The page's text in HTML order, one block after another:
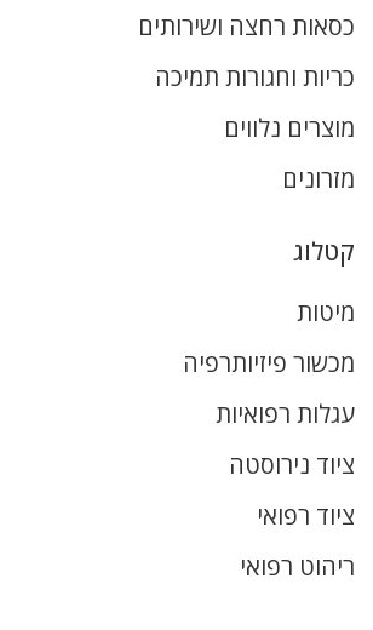
כסאות רחצה ושירותים
כריות וחגורות תמיכה
מוצרים נלווים
מזרונים
קטלוג
מיטות
מכשור פיזיותרפיה
עגלות רפואיות
ציוד נירוסטה
ציוד רפואי
ריהוט רפואי